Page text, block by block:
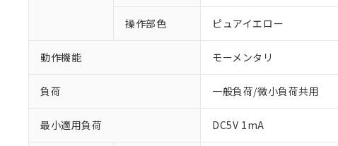
操作部色 ピュアイエロー
動作機能 モーメンタリ
負荷 一般負荷/微小負荷共用
最小適用負荷 DC5V 1mA